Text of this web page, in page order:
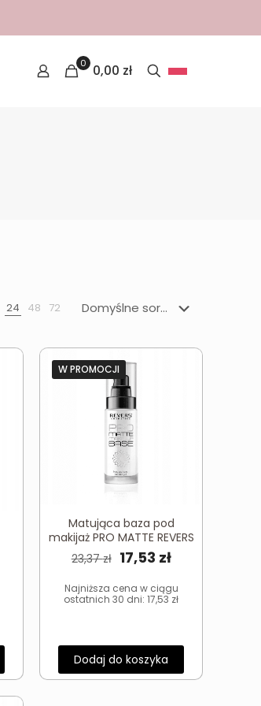
0 0,00 zł
24 48 72
W PROMOCJI
Matująca baza pod
makijaż PRO MATTE REVERS
23,37zł Pierwotna
wynosiła:
17,53 złAktualna
wynosi:
Najniższa cena w ciągu
ostatnich 30 dni:17,53 zł
Dodaj do koszyka